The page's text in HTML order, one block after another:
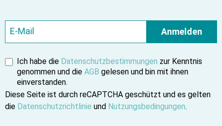
Anmelden
Ich habe die Datenschutzbestimmungen zur Kenntnis
genommen und die AGB gelesen und bin mit ihnen
einverstanden.
Diese Seite ist durch reCAPTCHA geschützt und es gelten
die Datenschutzrichtlinie und Nutzungsbedingungen.